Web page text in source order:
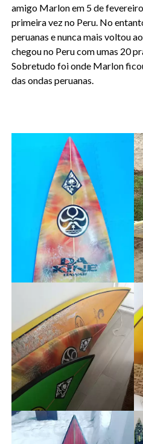
amigo Marlon em 5 de
primeira vez no Peru. No
peruanas e nunca mais voltou
chegou no Peru com umas 20
Sobretudo foi onde Marlon
das ondas peruanas.